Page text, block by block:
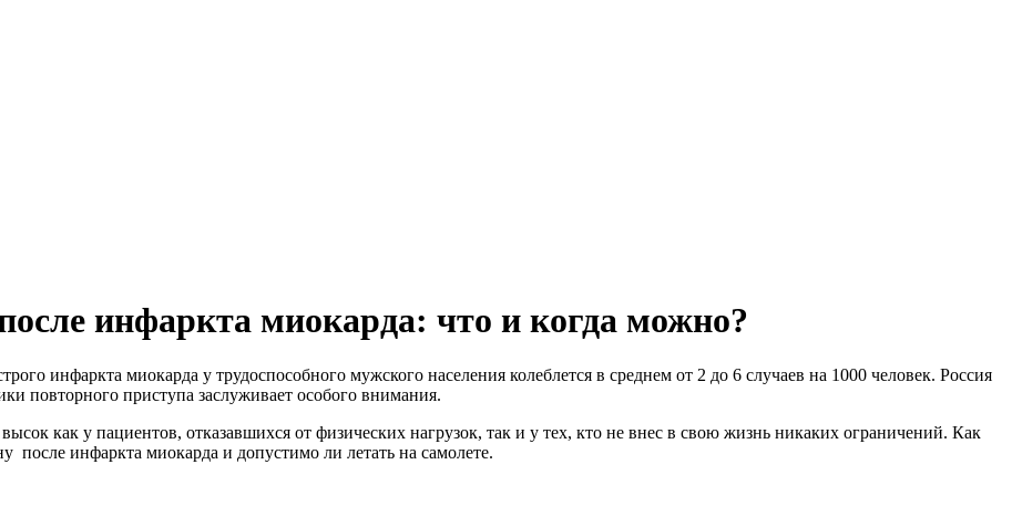
инфаркта миокарда: что и когда можно?
инфаркта миокарда у трудоспособного мужского населения колеблется в среднем от 2 до 6 случаев на 1000 человек. Россия
повторного приступа заслуживает особого внимания.
как у пациентов, отказавшихся от физических нагрузок, так и у тех, кто не внес в свою жизнь никаких ограничений. Как
инфаркта миокарда и допустимо ли летать на самолете.